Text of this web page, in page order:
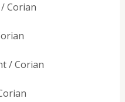
Corian
/ Corian